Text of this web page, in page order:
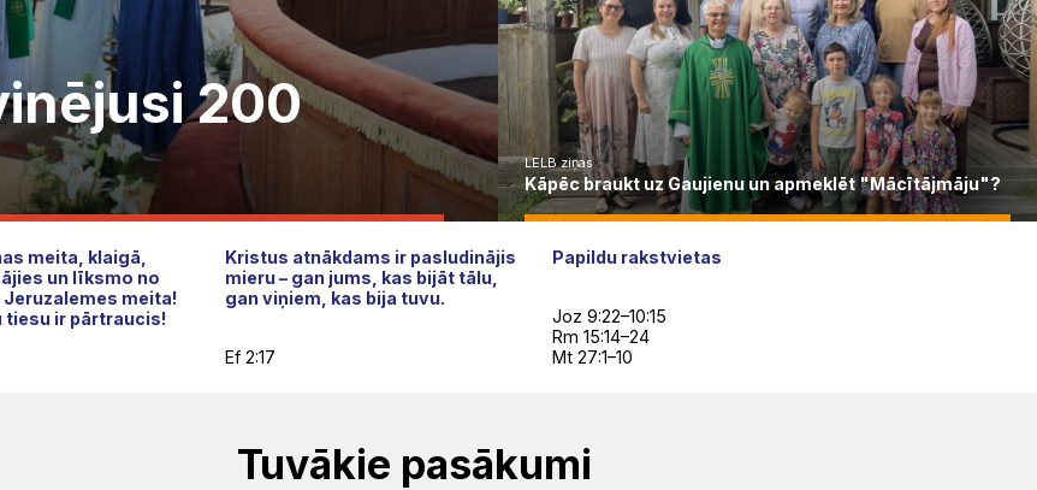
200
LELB ziņas
Kāpēc braukt uz Gaujienu un apmeklēt "Mācītājmāju"?
meita, klaigā,
un līksmo no
meita!
tiesu ir pārtraucis!
Kristus atnākdams ir pasludinājis
mieru – gan jums, kas bijāt tālu,
gan viņiem, kas bija tuvu.
Ef 2:17
Papildu rakstvietas
Joz 9:22–10:15
Rm 15:14–24
Mt 27:1–10
Tuvākie pasākumi